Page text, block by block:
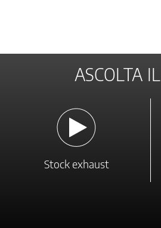
ASCOLTA IL
Stock exhaust